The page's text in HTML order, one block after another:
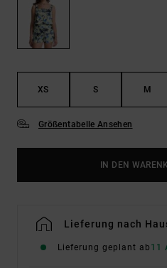
XS S M
Größentabelle Ansehen
IN DEN
Lieferung nach
Lieferung geplant ab 11